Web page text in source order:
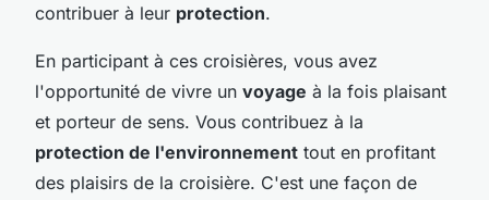
contribuer à leur protection.
En participant à ces croisières, vous avez
l'opportunité de vivre un voyage à la fois plaisant
et porteur de sens. Vous contribuez à la
protection de l'environnement tout en profitant
des plaisirs de la croisière. C'est une façon de